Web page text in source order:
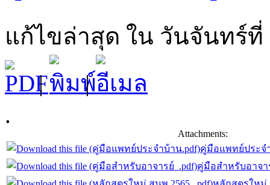
แก้ไขล่าสุด ใน วันจันทร์ที่
|
|
.
Attachments:
คู่มือแพทย์ประจ
คู่มือสำหรับอาจา